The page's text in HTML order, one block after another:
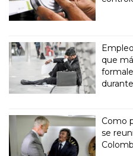
que
Como
se